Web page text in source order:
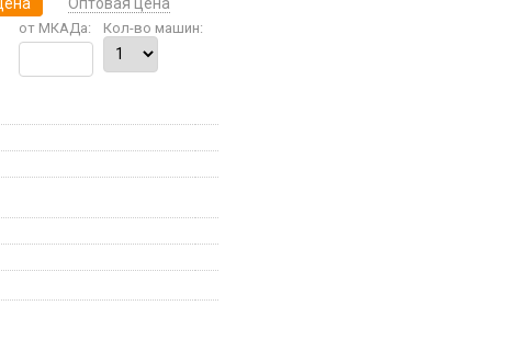
от МКАДа: Кол-во машин: